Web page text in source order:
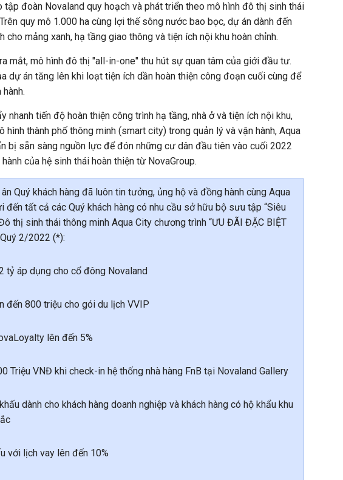
tập đoàn Novaland quy hoạch và phát triển theo mô hình đô thị sinh thái
quy mô 1.000 ha cùng lợi thế sông nước bao bọc, dự án dành đến
cho mảng xanh, hạ tầng giao thông và tiện ích nội khu hoàn chỉnh.
mắt, mô hình đô thị "all-in-one" thu hút sự quan tâm của giới đầu tư.
dự án tăng lên khi loạt tiện ích dần hoàn thiện công đoạn cuối cùng để
nhanh tiến độ hoàn thiện công trình hạ tầng, nhà ở và tiện ích nội khu,
hình thành phố thông minh (smart city) trong quản lý và vận hành, Aqua
bị sẵn sàng nguồn lực để đón những cư dân đầu tiên vào cuối 2022
của hệ sinh thái hoàn thiện từ NovaGroup.
Quý khách hàng đã luôn tin tưởng, ủng hộ và đồng hành cùng Aqua
đến tất cả các Quý khách hàng có nhu cầu sở hữu bộ sưu tập “Siêu
thị sinh thái thông minh Aqua City chương trình “ƯU ĐÃI ĐẶC BIỆT
2/2022 (*):
tỷ áp dụng cho cổ đông Novaland
đến 800 triệu cho gói du lịch VVIP
lên đến 5%
Triệu VNĐ khi check-in hệ thống nhà hàng FnB tại Novaland Gallery
dành cho khách hàng doanh nghiệp và khách hàng có hộ khẩu khu
với lịch vay lên đến 10%